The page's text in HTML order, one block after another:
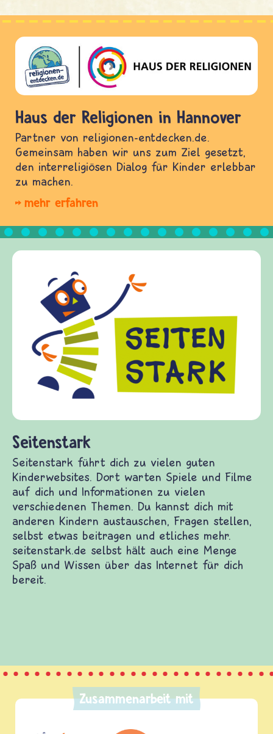
Haus der Religionen in Hannover
Partner von religionen-entdecken.de.
Gemeinsam haben wir uns zum Ziel gesetzt,
den interreligiösen Dialog für Kinder erlebbar
zu machen.
mehr erfahren
führt dich zu vielen guten Kinderwebsites.
Spiele und Filme auf dich und
zu vielen verschiedenen Themen. Du
mit anderen Kindern austauschen, Fragen
selbst etwas beitragen und etliches mehr.
selbst hält auch eine Menge Spaß und
über das Internet für dich bereit.
frieden-
Kinder,
Fragen
Gewalt
diesem
fragen.de
und
Zusammenarbeit mit